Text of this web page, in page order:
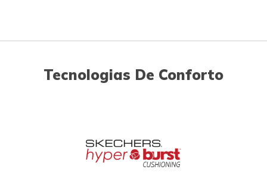
Tecnologias De Conforto